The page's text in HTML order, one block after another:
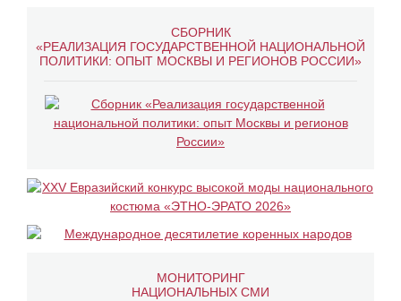
СБОРНИК
«РЕАЛИЗАЦИЯ ГОСУДАРСТВЕННОЙ НАЦИОНАЛЬНОЙ
ПОЛИТИКИ: ОПЫТ МОСКВЫ И РЕГИОНОВ РОССИИ»
МОНИТОРИНГ
НАЦИОНАЛЬНЫХ СМИ